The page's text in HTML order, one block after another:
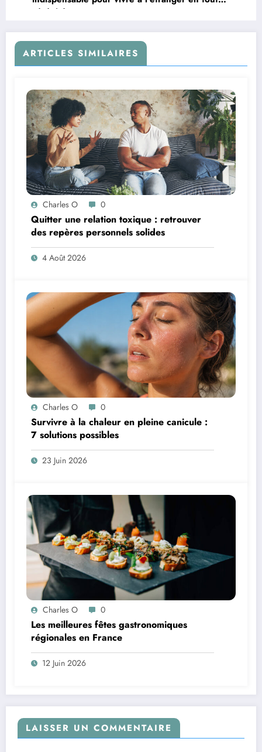
sérénité
ARTICLES SIMILAIRES
Charles O 0
Quitter une relation toxique : retrouver
des repères personnels solides
4 Août 2026
Charles O 0
Survivre à la chaleur en pleine canicule :
7 solutions possibles
23 Juin 2026
Charles O 0
Les meilleures fêtes gastronomiques
régionales en France
12 Juin 2026
LAISSER UN COMMENTAIRE